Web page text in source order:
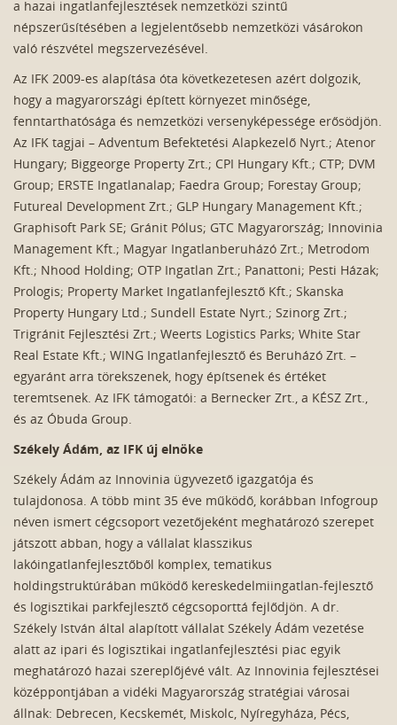
a hazai ingatlanfejlesztések nemzetközi szintű
népszerűsítésében a legjelentősebb nemzetközi vásárokon
való részvétel megszervezésével.
Az IFK 2009-es alapítása óta következetesen azért dolgozik,
hogy a magyarországi épített környezet minősége,
fenntarthatósága és nemzetközi versenyképessége erősödjön.
Az IFK tagjai – Adventum Befektetési Alapkezelő Nyrt.; Atenor
Hungary; Biggeorge Property Zrt.; CPI Hungary Kft.; CTP; DVM
Group; ERSTE Ingatlanalap; Faedra Group; Forestay Group;
Futureal Development Zrt.; GLP Hungary Management Kft.;
Graphisoft Park SE; Gránit Pólus; GTC Magyarország; Innovinia
Management Kft.; Magyar Ingatlanberuházó Zrt.; Metrodom
Kft.; Nhood Holding; OTP Ingatlan Zrt.; Panattoni; Pesti Házak;
Prologis; Property Market Ingatlanfejlesztő Kft.; Skanska
Property Hungary Ltd.; Sundell Estate Nyrt.; Szinorg Zrt.;
Trigránit Fejlesztési Zrt.; Weerts Logistics Parks; White Star
Real Estate Kft.; WING Ingatlanfejlesztő és Beruházó Zrt. –
egyaránt arra törekszenek, hogy építsenek és értéket
teremtsenek. Az IFK támogatói: a Bernecker Zrt., a KÉSZ Zrt.,
és az Óbuda Group.
Székely Ádám, az IFK új elnöke
Székely Ádám az Innovinia ügyvezető igazgatója és
tulajdonosa. A több mint 35 éve működő, korábban Infogroup
néven ismert cégcsoport vezetőjeként meghatározó szerepet
játszott abban, hogy a vállalat klasszikus
lakóingatlanfejlesztőből komplex, tematikus
holdingstruktúrában működő kereskedelmiingatlan-fejlesztő
és logisztikai parkfejlesztő cégcsoporttá fejlődjön. A dr.
Székely István által alapított vállalat Székely Ádám vezetése
alatt az ipari és logisztikai ingatlanfejlesztési piac egyik
meghatározó hazai szereplőjévé vált. Az Innovinia fejlesztései
középpontjában a vidéki Magyarország stratégiai városai
állnak: Debrecen, Kecskemét, Miskolc, Nyíregyháza, Pécs,